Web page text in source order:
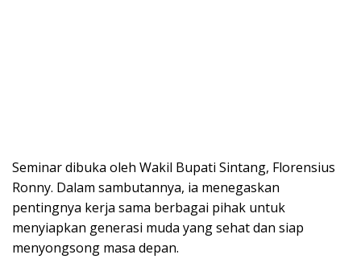
Seminar dibuka oleh Wakil Bupati Sintang, Florensius
Ronny. Dalam sambutannya, ia menegaskan
pentingnya kerja sama berbagai pihak untuk
menyiapkan generasi muda yang sehat dan siap
menyongsong masa depan.